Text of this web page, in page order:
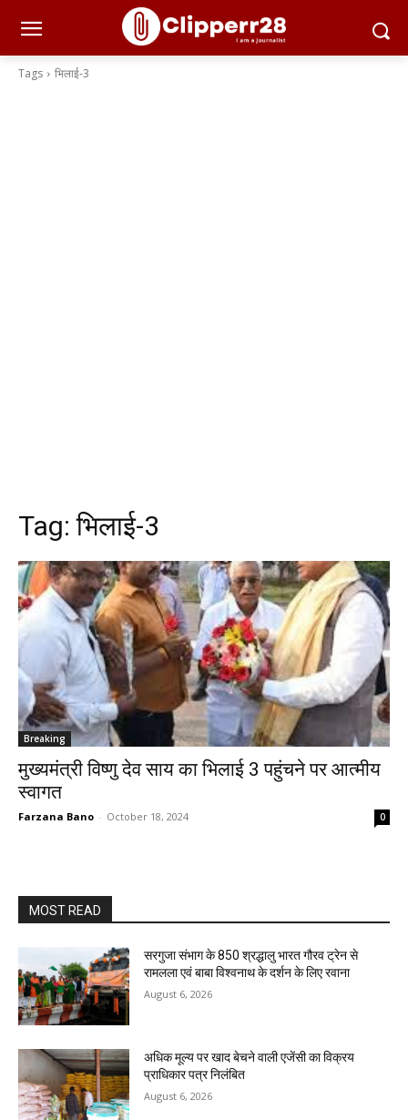
Tags भिलाई-3
Tag:भिलाई-3
Breaking
मुख्यमंत्री विष्णु देव साय का भिलाई 3 पहुंचने पर आत्मीय
स्वागत
Farzana Bano - October 18, 2024 0
MOST READ
सरगुजा संभाग के 850 श्रद्धालु भारत गौरव ट्रेन से
रामलला एवं बाबा विश्वनाथ के दर्शन के लिए रवाना
August 6, 2026
अधिक मूल्य पर खाद बेचने वाली एजेंसी का विक्रय
प्राधिकार पत्र निलंबित
August 6, 2026